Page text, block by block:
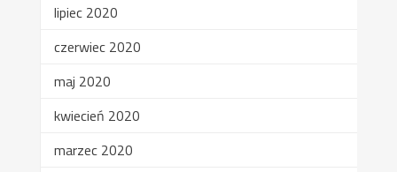
lipiec 2020
czerwiec 2020
maj 2020
kwiecień 2020
marzec 2020